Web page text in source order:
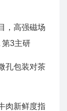
，高强磁场
. 第3主研
孔包装对茶
肉新鲜度指